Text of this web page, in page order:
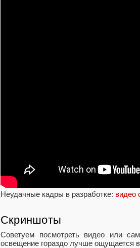
Неудачные кадры в разработке: видео
Скриншоты
Советуем посмотреть видео или
освещение гораздо лучше ощущается